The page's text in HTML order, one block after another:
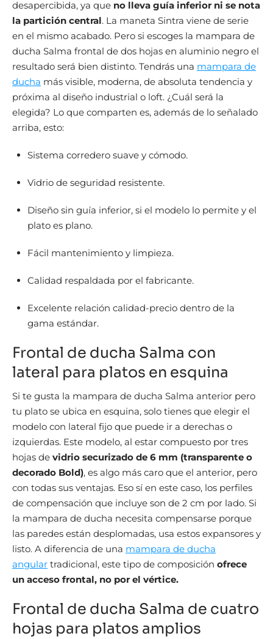
desapercibida, ya que no lleva guía inferior ni se nota
la partición central. La maneta Sintra viene de serie
en el mismo acabado. Pero si escoges la mampara de
ducha Salma frontal de dos hojas en aluminio negro el
resultado será bien distinto. Tendrás una mampara de
ducha más visible, moderna, de absoluta tendencia y
próxima al diseño industrial o loft. ¿Cuál será la
elegida? Lo que comparten es, además de lo señalado
arriba, esto:
Sistema corredero suave y cómodo.
Vidrio de seguridad resistente.
Diseño sin guía inferior, si el modelo lo permite y el
plato es plano.
Fácil mantenimiento y limpieza.
Calidad respaldada por el fabricante.
Excelente relación calidad-precio dentro de la
gama estándar.
Frontal de ducha Salma con
lateral para platos en esquina
Si te gusta la mampara de ducha Salma anterior pero
tu plato se ubica en esquina, solo tienes que elegir el
modelo con lateral fijo que puede ir a derechas o
izquierdas. Este modelo, al estar compuesto por tres
hojas de vidrio securizado de 6 mm (transparente o
decorado Bold), es algo más caro que el anterior, pero
con todas sus ventajas. Eso sí en este caso, los perfiles
de compensación que incluye son de 2 cm por lado. Si
la mampara de ducha necesita compensarse porque
las paredes están desplomadas, usa estos expansores y
listo. A diferencia de una mampara de ducha
angular tradicional, este tipo de composición ofrece
un acceso frontal, no por el vértice.
Frontal de ducha Salma de cuatro
hojas para platos amplios